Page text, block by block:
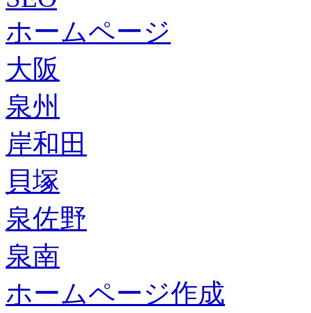
ホームページ
大阪
泉州
岸和田
貝塚
泉佐野
泉南
ホームページ作成